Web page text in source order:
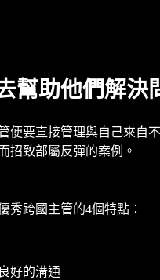
幫助他們解決
便要直接管理與自己來
招致部屬反彈的案例。
秀跨國主管的4個特點：
好的溝通